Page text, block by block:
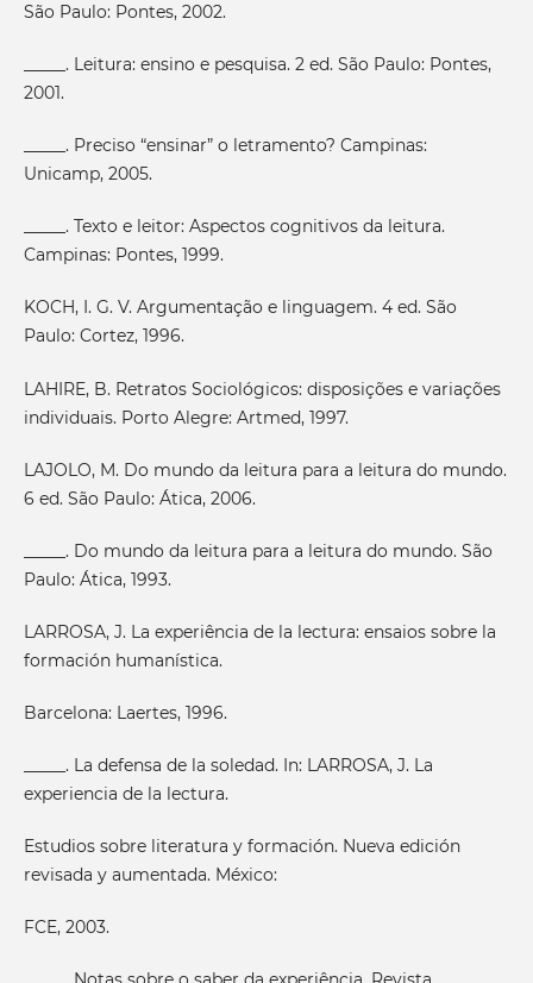
São Paulo: Pontes, 2002.
_____. Leitura: ensino e pesquisa. 2 ed. São Paulo: Pontes,
2001.
_____. Preciso “ensinar” o letramento? Campinas:
Unicamp, 2005.
_____. Texto e leitor: Aspectos cognitivos da leitura.
Campinas: Pontes, 1999.
KOCH, I. G. V. Argumentação e linguagem. 4 ed. São
Paulo: Cortez, 1996.
LAHIRE, B. Retratos Sociológicos: disposições e variações
individuais. Porto Alegre: Artmed, 1997.
LAJOLO, M. Do mundo da leitura para a leitura do mundo.
6 ed. São Paulo: Ática, 2006.
_____. Do mundo da leitura para a leitura do mundo. São
Paulo: Ática, 1993.
LARROSA, J. La experiência de la lectura: ensaios sobre la
formación humanística.
Barcelona: Laertes, 1996.
_____. La defensa de la soledad. In: LARROSA, J. La
experiencia de la lectura.
Estudios sobre literatura y formación. Nueva edición
revisada y aumentada. México:
FCE, 2003.